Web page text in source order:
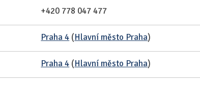
+420 778 047 477
Praha 4 (Hlavní město Praha)
Praha 4 (Hlavní město Praha)